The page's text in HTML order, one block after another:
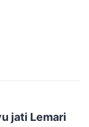
jati Lemari